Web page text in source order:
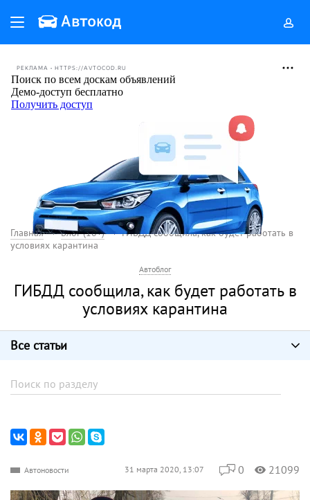
РЕКЛАМА • HTTPS://AVTOCOD.RU
Главная Блог (18+)
ГИБДД сообщила, как будет работать в
условиях карантина
Автоблог
ГИБДД сообщила, как будет работать в
условиях карантина
Все статьи
Автоновости 31 марта 2020, 13:07 0 21099